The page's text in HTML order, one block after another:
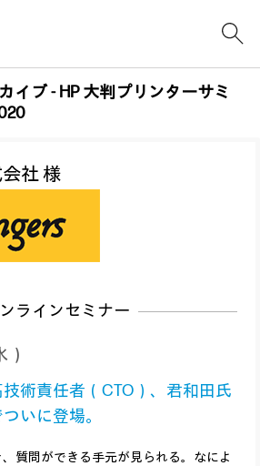
イブ - HP 大判プリンターサミ
社 様
ラインセミナー
術責任者（CTO）、君和田氏
いに登場。
質問ができる手元が見られる。なによ